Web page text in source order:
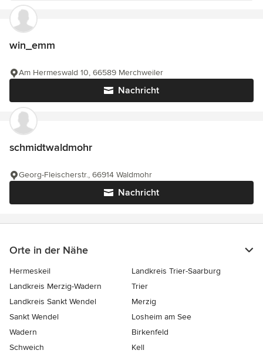
win_emm
Nachricht
Am Hermeswald 10, 66589 Merchweiler
schmidtwaldmohr
Nachricht
Georg-Fleischerstr., 66914 Waldmohr
Orte in der Nähe
Hermeskeil
Landkreis Trier-Saarburg
Landkreis Merzig-Wadern
Trier
Landkreis Sankt Wendel
Merzig
Sankt Wendel
Losheim am See
Wadern
Birkenfeld
Schweich
Kell